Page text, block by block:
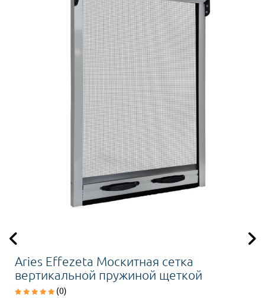
Aries Effezeta Москитная сетка
вертикальной пружиной щеткой
(0)